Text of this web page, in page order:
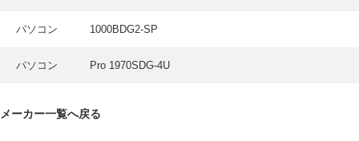
INTERVIEW
パソコン 1000BDG2-SP
パソコン Pro 1970SDG-4U
メーカー一覧へ戻る